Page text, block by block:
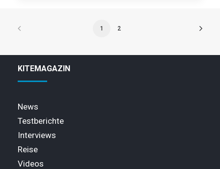
1 2
KITEMAGAZIN
News
Testberichte
Interviews
Reise
Videos